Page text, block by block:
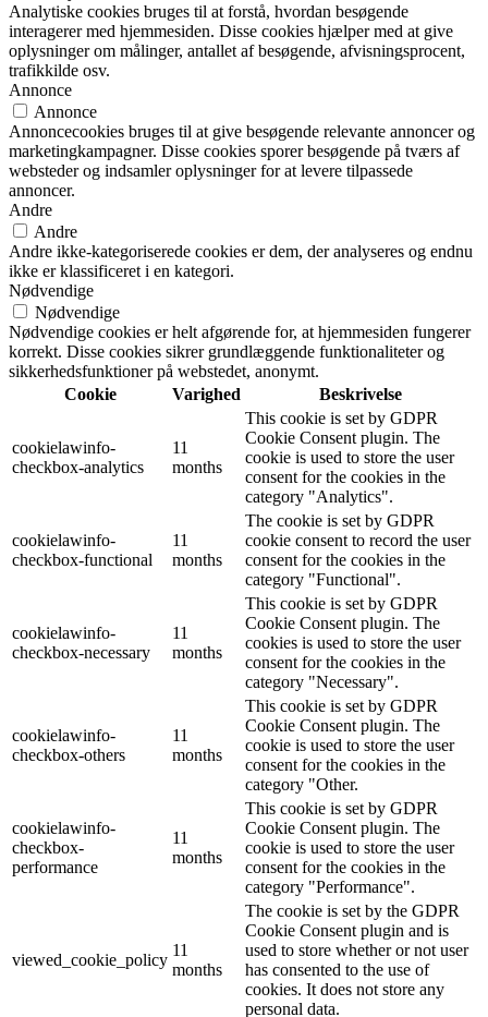
Analytiske cookies bruges til at forstå, hvordan besøgende
interagerer med hjemmesiden. Disse cookies hjælper med at give
oplysninger om målinger, antallet af besøgende, afvisningsprocent,
trafikkilde osv.
Annonce
Annonce
Annoncecookies bruges til at give besøgende relevante annoncer og
marketingkampagner. Disse cookies sporer besøgende på tværs af
websteder og indsamler oplysninger for at levere tilpassede
annoncer.
Andre
Andre
Andre ikke-kategoriserede cookies er dem, der analyseres og endnu
ikke er klassificeret i en kategori.
Nødvendige
Nødvendige
Nødvendige cookies er helt afgørende for, at hjemmesiden fungerer
korrekt. Disse cookies sikrer grundlæggende funktionaliteter og
sikkerhedsfunktioner på webstedet, anonymt.
Cookie
Varighed Beskrivelse
cookielawinfo-
checkbox-analytics
11
months
This cookie is set by GDPR
Cookie Consent plugin. The
cookie is used to store the user
consent for the cookies in the
category "Analytics".
cookielawinfo-
checkbox-functional
11
months
The cookie is set by GDPR
cookie consent to record the user
consent for the cookies in the
category "Functional".
cookielawinfo-
checkbox-necessary
11
months
This cookie is set by GDPR
Cookie Consent plugin. The
cookies is used to store the user
consent for the cookies in the
category "Necessary".
cookielawinfo-
checkbox-others
11
months
This cookie is set by GDPR
Cookie Consent plugin. The
cookie is used to store the user
consent for the cookies in the
category "Other.
cookielawinfo-
checkbox-
performance
11
months
This cookie is set by GDPR
Cookie Consent plugin. The
cookie is used to store the user
consent for the cookies in the
category "Performance".
viewed_cookie_policy
11
months
The cookie is set by the GDPR
Cookie Consent plugin and is
used to store whether or not user
has consented to the use of
cookies. It does not store any
personal data.